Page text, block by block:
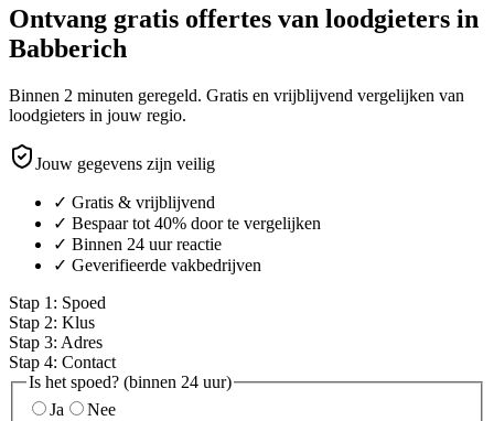
Ontvang gratis offertes van loodgieters in
Babberich
Binnen 2 minuten geregeld. Gratis en vrijblijvend vergelijken van
loodgieters in jouw regio.
Jouw gegevens zijn veilig
✓ Gratis & vrijblijvend
✓ Bespaar tot 40% door te vergelijken
✓ Binnen 24 uur reactie
✓ Geverifieerde vakbedrijven
Stap 1 : Spoed
Stap 2: Klus
Stap 3: Adres
Stap 4: Contact
Is het spoed? (binnen 24 uur)
Ja
Nee